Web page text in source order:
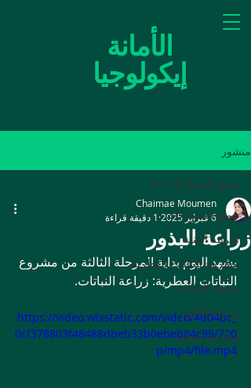
الأمانة
إيكولوجيا
منشور
جميع المشاركات
التربية الفنية
مشروع النباتات العطرية
ورشة النباتات
ورشة العلوم
مبادرون صغار
جميع المشاركات
زراعة البذور
Chaimae Moumen
6 فبراير 2025
1 دقيقة قراءة
يشهد اليوم بداية المرحلة الثالثة من مشروع
النباتات العطرية: زراعة النباتات.
https://video.wixstatic.com/video/4d04bc_
0cf378803f46488dbeb33b0ebeb84c99/720
p/mp4/file.mp4